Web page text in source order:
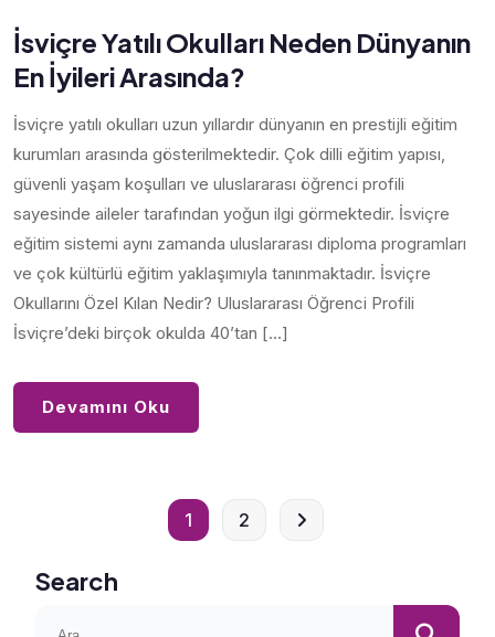
İsviçre Yatılı Okulları Neden Dünyanın
En İyileri Arasında?
İsviçre yatılı okulları uzun yıllardır dünyanın en prestijli eğitim
kurumları arasında gösterilmektedir. Çok dilli eğitim yapısı,
güvenli yaşam koşulları ve uluslararası öğrenci profili
sayesinde aileler tarafından yoğun ilgi görmektedir. İsviçre
eğitim sistemi aynı zamanda uluslararası diploma programları
ve çok kültürlü eğitim yaklaşımıyla tanınmaktadır. İsviçre
Okullarını Özel Kılan Nedir? Uluslararası Öğrenci Profili
İsviçre’deki birçok okulda 40’tan […]
Devamını Oku
1 2
Search